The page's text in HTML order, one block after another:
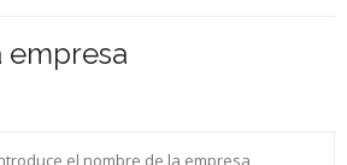
empresa